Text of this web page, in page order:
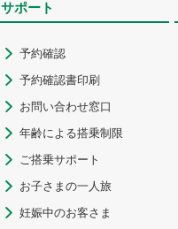
サポート
 予約確認
 予約確認書印刷
 お問い合わせ窓口
 年齢による搭乗制限
 ご搭乗サポート
 お子さまの一人旅
 妊娠中のお客さま